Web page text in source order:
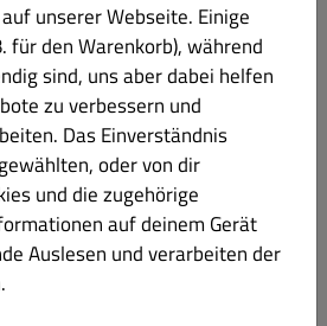
€ 11.90
Brie, Salat, Tomaten, Gurken und
unserer Webseite. Einige
für den Warenkorb), während
sind, uns aber dabei helfen
zu verbessern und
Das Einverständnis
oder von dir
und die zugehörige
auf deinem Gerät
Auslesen und verarbeiten der